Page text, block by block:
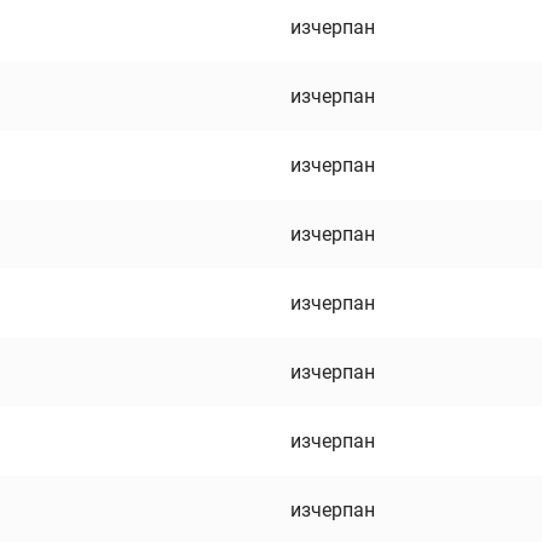
изчерпан
изчерпан
изчерпан
изчерпан
изчерпан
изчерпан
изчерпан
изчерпан